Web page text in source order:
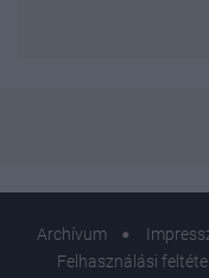
Archívum
Felhasználási